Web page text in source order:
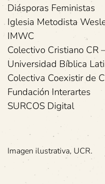
Diásporas Feministas
Iglesia Metodista
IMWC
Colectivo Cristiano CR
Universidad Bíblica
Colectiva Coexistir de
Fundación Interartes
SURCOS Digital
Imagen ilustrativa, UCR.